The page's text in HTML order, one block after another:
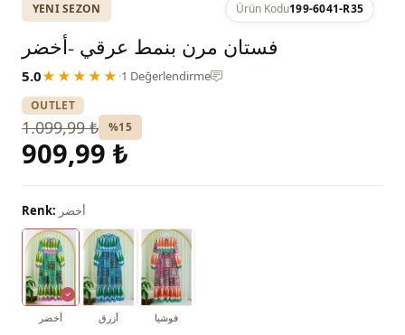
YENI SEZON Ürün Kodu199-6041-R35
فستان مرن بنمط عرقي -أخضر
5.0★★★★★ ·1 Değerlendirme
OUTLET
1.099,99 ₺ %15
909,99 ₺
Renk: أخضر
أخضر أزرق فوشيا